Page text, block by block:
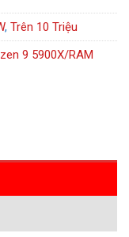
, Trên 10 Triệu
9 5900X/RAM